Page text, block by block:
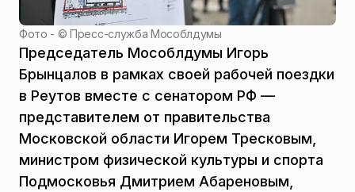
Фото - ©Пресс-служба Мособлдумы
Председатель Мособлдумы Игорь
Брынцалов в рамках своей рабочей поездки
в Реутов вместе с сенатором РФ —
представителем от правительства
Московской области Игорем Тресковым,
министром физической культуры и спорта
Подмосковья Дмитрием Абареновым,